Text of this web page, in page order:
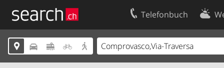
Telefonbuch
    
Ihr Eintrag
Kundencenter Geschäftskunden
Kontakt